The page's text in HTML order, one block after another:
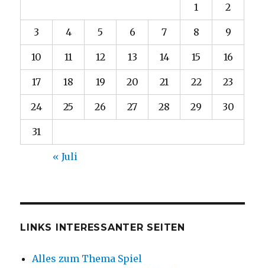
1 2
3 4 5 6 7 8 9
10 11 12 13 14 15 16
17 18 19 20 21 22 23
24 25 26 27 28 29 30
31
« Juli
LINKS INTERESSANTER SEITEN
Alles zum Thema Spiel